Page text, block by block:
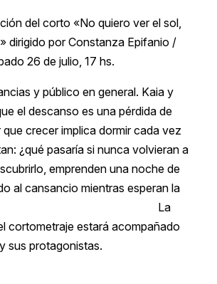
del corto «No quiero ver el sol,
dirigido por Constanza Epifanio /
26 de julio, 17 hs.
y público en general. Kaia y
el descanso es una pérdida de
crecer implica dormir cada vez
¿qué pasaría si nunca volvieran a
emprenden una noche de
al cansancio mientras esperan la
del sol. La
cortometraje estará acompañado
sus protagonistas.